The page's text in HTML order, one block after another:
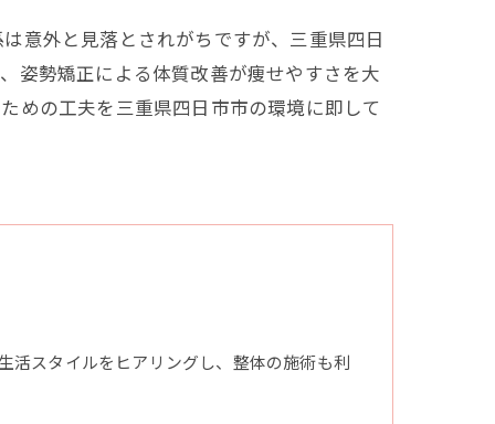
意外と見落とされがちですが、三重県四日
姿勢矯正による体質改善が痩せやすさを大
めの工夫を三重県四日市市の環境に即して
活スタイルをヒアリングし、整体の施術も利